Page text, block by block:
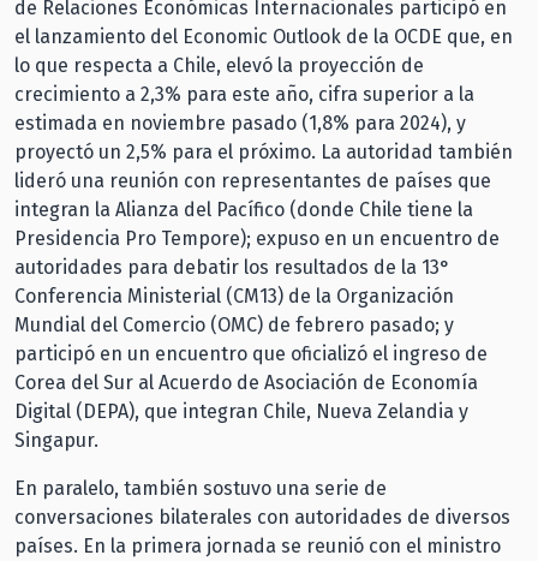
de Relaciones Económicas Internacionales participó en
el lanzamiento del Economic Outlook de la OCDE que, en
lo que respecta a Chile, elevó la proyección de
crecimiento a 2,3% para este año, cifra superior a la
estimada en noviembre pasado (1,8% para 2024), y
proyectó un 2,5% para el próximo. La autoridad también
lideró una reunión con representantes de países que
integran la Alianza del Pacífico (donde Chile tiene la
Presidencia Pro Tempore); expuso en un encuentro de
autoridades para debatir los resultados de la 13°
Conferencia Ministerial (CM13) de la Organización
Mundial del Comercio (OMC) de febrero pasado; y
participó en un encuentro que oficializó el ingreso de
Corea del Sur al Acuerdo de Asociación de Economía
Digital (DEPA), que integran Chile, Nueva Zelandia y
Singapur.
En paralelo, también sostuvo una serie de
conversaciones bilaterales con autoridades de diversos
países. En la primera jornada se reunió con el ministro